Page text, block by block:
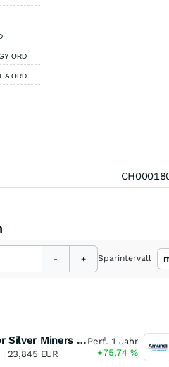
ORD
A ORD
- + Sparintervall
Amplify Junior Silver Miners ETF Junior Silver Miners ETF
| 23,845 EUR
Perf. 1 Jahr
+75,74%